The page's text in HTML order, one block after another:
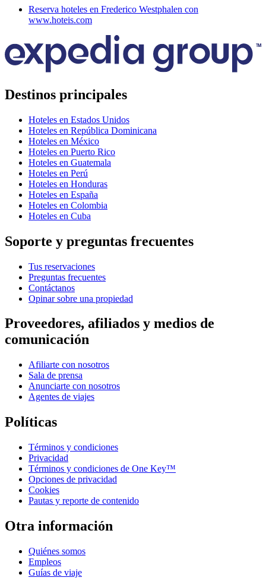
Reserva hoteles en Frederico Westphalen con
www.hoteis.com
Destinos principales
Hoteles en Estados Unidos
Hoteles en República Dominicana
Hoteles en México
Hoteles en Puerto Rico
Hoteles en Guatemala
Hoteles en Perú
Hoteles en Honduras
Hoteles en España
Hoteles en Colombia
Hoteles en Cuba
Soporte y preguntas frecuentes
Tus reservaciones
Preguntas frecuentes
Contáctanos
Opinar sobre una propiedad
Proveedores, afiliados y medios de
comunicación
Afiliarte con nosotros
Sala de prensa
Anunciarte con nosotros
Agentes de viajes
Políticas
Términos y condiciones
Privacidad
Términos y condiciones de One Key™
Opciones de privacidad
Cookies
Pautas y reporte de contenido
Otra información
Quiénes somos
Empleos
Guías de viaje